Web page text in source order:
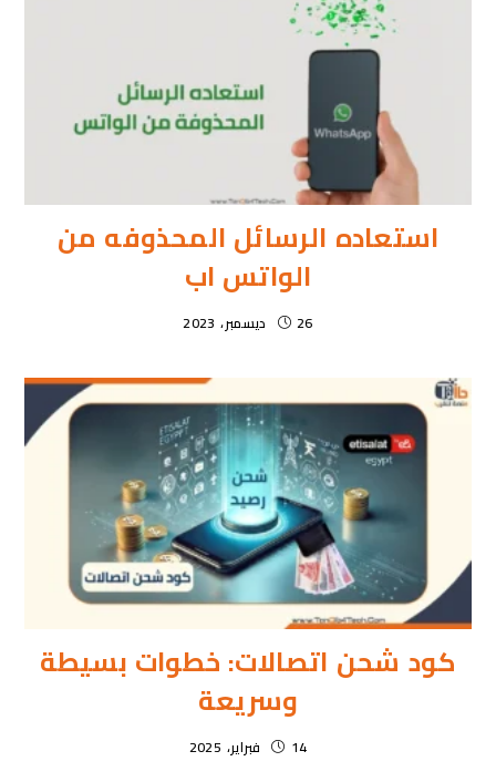
استعاده الرسائل المحذوفه من
الواتس اب
26 ديسمبر، 2023
كود شحن اتصالات: خطوات بسيطة
وسريعة
14 فبراير، 2025